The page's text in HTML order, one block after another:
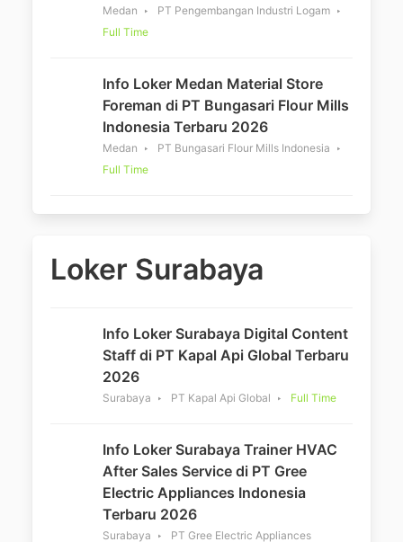
Medan
PT Pengembangan Industri Logam
Full Time
Info Loker Medan Material Store
Foreman di PT Bungasari Flour Mills
Indonesia Terbaru 2026
Medan
PT Bungasari Flour Mills Indonesia
Full Time
Loker Surabaya
Info Loker Surabaya Digital Content
Staff di PT Kapal Api Global Terbaru
2026
Surabaya PT Kapal Api Global Full Time
Info Loker Surabaya Trainer HVAC
After Sales Service di PT Gree
Electric Appliances Indonesia
Terbaru 2026
Surabaya
PT Gree Electric Appliances